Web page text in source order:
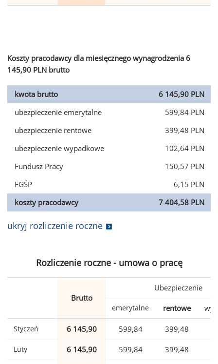
Koszty pracodawcy dla miesięcznego wynagrodzenia 6
145,90 PLN brutto
kwota brutto
6 145,90 PLN
ubezpieczenie emerytalne
599,84 PLN
ubezpieczenie rentowe
399,48 PLN
ubezpieczenie wypadkowe
102,64 PLN
Fundusz Pracy
150,57 PLN
FGŚP
6,15 PLN
koszty pracodawcy
7 404,58 PLN
ukryj rozliczenie roczne
Rozliczenie roczne - umowa o pracę
Brutto
Ubezpieczenie
emerytalne rentowe
Styczeń 6 145,90 599,84 399,48
Luty 6 145,90 599,84 399,48